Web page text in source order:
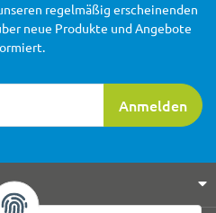
Anmelden
regelmäßig erscheinenden
neue Produkte und Angebote